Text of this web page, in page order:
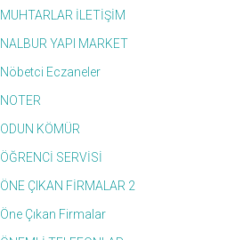
MUHTARLAR İLETİŞİM
NALBUR YAPI MARKET
Nöbetci Eczaneler
NOTER
ODUN KÖMÜR
ÖĞRENCİ SERVİSİ
ÖNE ÇIKAN FİRMALAR 2
Öne Çıkan Firmalar